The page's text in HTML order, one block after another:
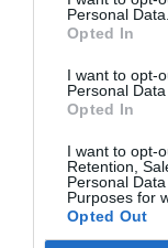
Personal Data.
Opted In
I want to opt-
Personal
Opted In
I want to opt-
Retention,
Personal
Purposes for
Opted Out
Índex2P
MotoGP
Dorna
Motorland